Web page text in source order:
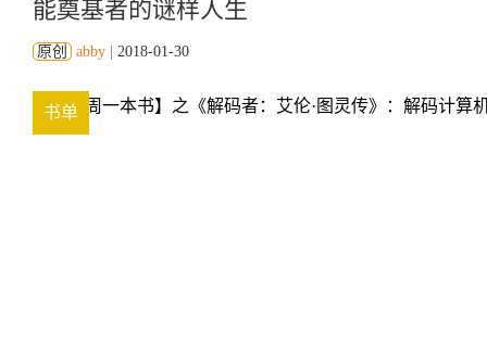
能奠基者的谜样人生
原创 abby 2018-01-30
书单